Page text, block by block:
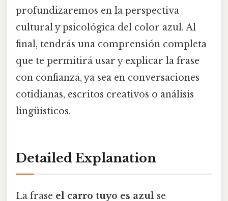
profundizaremos en la perspectiva
cultural y psicológica del color azul. Al
final, tendrás una comprensión completa
que te permitirá usar y explicar la frase
con confianza, ya sea en conversaciones
cotidianas, escritos creativos o análisis
lingüísticos.
Detailed Explanation
La frase el carro tuyo es azul se